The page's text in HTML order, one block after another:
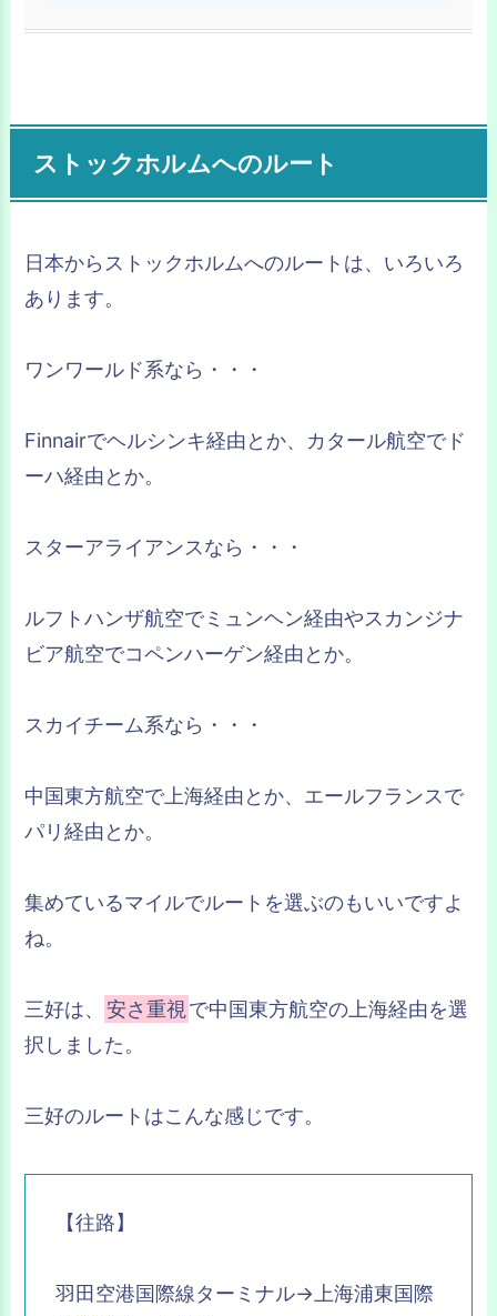
ストックホルムへのルート
日本からストックホルムへのルートは、いろいろ
あります。
ワンワールド系なら・・・
Finnairでヘルシンキ経由とか、カタール航空でド
ーハ経由とか。
スターアライアンスなら・・・
ルフトハンザ航空でミュンヘン経由やスカンジナ
ビア航空でコペンハーゲン経由とか。
スカイチーム系なら・・・
中国東方航空で上海経由とか、エールフランスで
パリ経由とか。
集めているマイルでルートを選ぶのもいいですよ
ね。
三好は、 安さ重視で中国東方航空の上海経由を選
択しました。
三好のルートはこんな感じです。
【往路】
羽田空港国際線ターミナル→上海浦東国際